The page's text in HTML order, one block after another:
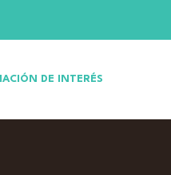
DE INTERÉS